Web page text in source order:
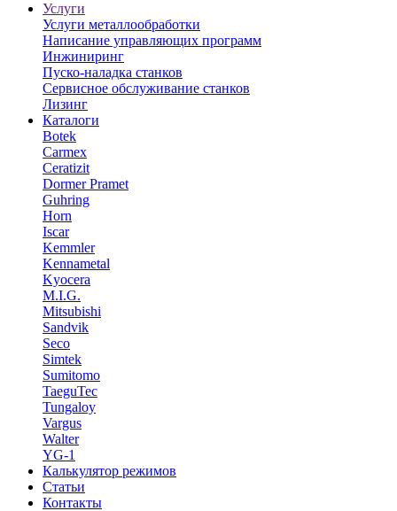
Услуги
Услуги металлообработки
Написание управляющих программ
Инжиниринг
Пуско-наладка станков
Сервисное обслуживание станков
Лизинг
Каталоги
Botek
Carmex
Ceratizit
Dormer Pramet
Guhring
Horn
Iscar
Kemmler
Kennametal
Kyocera
M.I.G.
Mitsubishi
Sandvik
Seco
Simtek
Sumitomo
TaeguTec
Tungaloy
Vargus
Walter
YG-1
Калькулятор режимов
Статьи
Контакты